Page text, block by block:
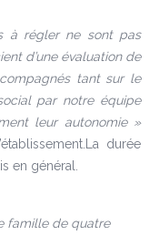
à régler ne sont pas
d’une évaluation de
tant sur le
par notre équipe
leur autonomie »
durée
en général.
famille de quatre